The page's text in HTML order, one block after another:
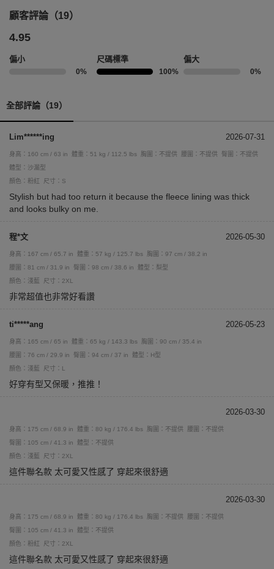
顧客評論（19）
4.95
偏小
0%
尺碼標準
100%
偏大
0%
全部評論（19）
Lim******ing 2026-07-31
身高：160 cm / 63 in 體重：51 kg / 112.5 lbs 胸圍：不提供 腰圍：不提供
臀圍：不提供
體型：沙漏型
顏色：粉紅
尺寸：S
Stylish but had too return it because the fleece lining was thick
and looks bulky on me.
程*文 2026-05-30
身高：167 cm / 65.7 in 體重：57 kg / 125.7 lbs
胸圍：97 cm / 38.2 in
腰圍：81 cm / 31.9 in
臀圍：98 cm / 38.6 in
體型：梨型
顏色：淺藍
尺寸：2XL
非常超值也非常好看讚
ti*****ang 2026-05-23
身高：165 cm / 65 in 體重：65 kg / 143.3 lbs
胸圍：90 cm / 35.4 in
腰圍：76 cm / 29.9 in
臀圍：94 cm / 37 in
體型：H型
顏色：淺藍
尺寸：L
好穿有型又保暖，推推！
2026-03-30
身高：175 cm / 68.9 in 體重：80 kg / 176.4 lbs 胸圍：不提供
腰圍：不提供
臀圍：105 cm / 41.3 in
體型：不提供
顏色：淺藍
尺寸：2XL
這件聯名款 太可愛又性感了 穿起來很舒適
2026-03-30
身高：175 cm / 68.9 in 體重：80 kg / 176.4 lbs 胸圍：不提供
腰圍：不提供
臀圍：105 cm / 41.3 in
體型：不提供
顏色：粉紅
尺寸：2XL
這件聯名款 太可愛又性感了 穿起來很舒適